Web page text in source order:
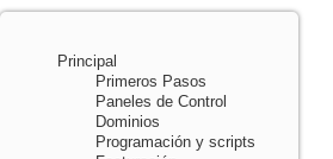
Principal
Primeros Pasos
Paneles de Control
Dominios
Programación y scripts